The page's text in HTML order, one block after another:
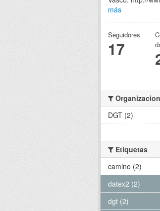
más
Seguidores
17
DGT (2)
Etiquetas
camino (2)
datex2 (2)
dgt (2)